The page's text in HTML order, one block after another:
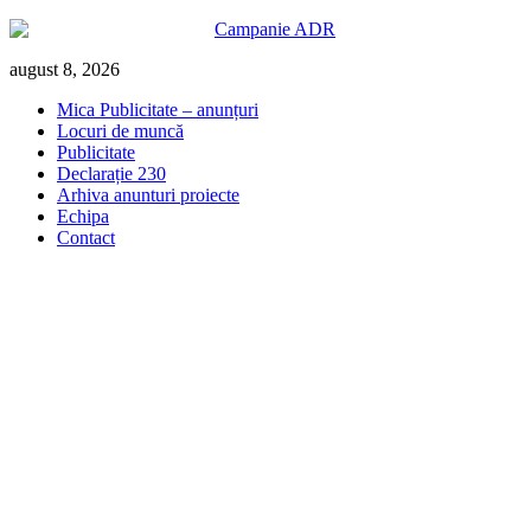
Skip
content
august 8, 2026
Mica Publicitate – anunțuri
Locuri de muncă
Publicitate
Declarație 230
Arhiva anunturi proiecte
Echipa
Contact